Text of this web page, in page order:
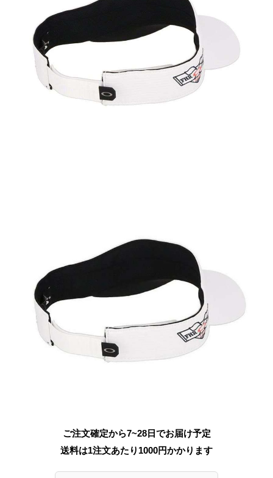
ご注文確定から7~28日でお届け予定
送料は1注文あたり 1000円かかります